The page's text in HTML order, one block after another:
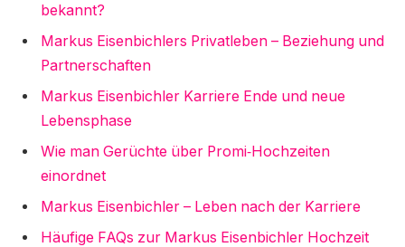
bekannt?
Markus Eisenbichlers Privatleben – Beziehung und
Partnerschaften
Markus Eisenbichler Karriere Ende und neue
Lebensphase
Wie man Gerüchte über Promi‑Hochzeiten
einordnet
Markus Eisenbichler – Leben nach der Karriere
Häufige FAQs zur Markus Eisenbichler Hochzeit